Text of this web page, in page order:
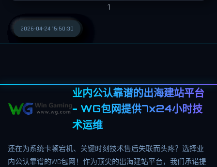
2026-07-02 09:30:57
2026-06-24 09:43:35
2026-06-19 09:52:53
2026-06-15 09:35:45
2026-06-05 09:50:53
2026-05-28 18:45:27
2026-05-25 14:53:36
2026-04-28 14:53:24
2026-04-25 16:17:58
2026-04-24 15:50:30
1
业内公认靠谱的出海建站平台
- WG包网提供7x24小时技
术运维
还在为系统卡顿宕机、关键时刻技术售后失联而头疼？选择业
内公认靠谱的WG包网！作为顶尖的出海建站平台，我们承诺提